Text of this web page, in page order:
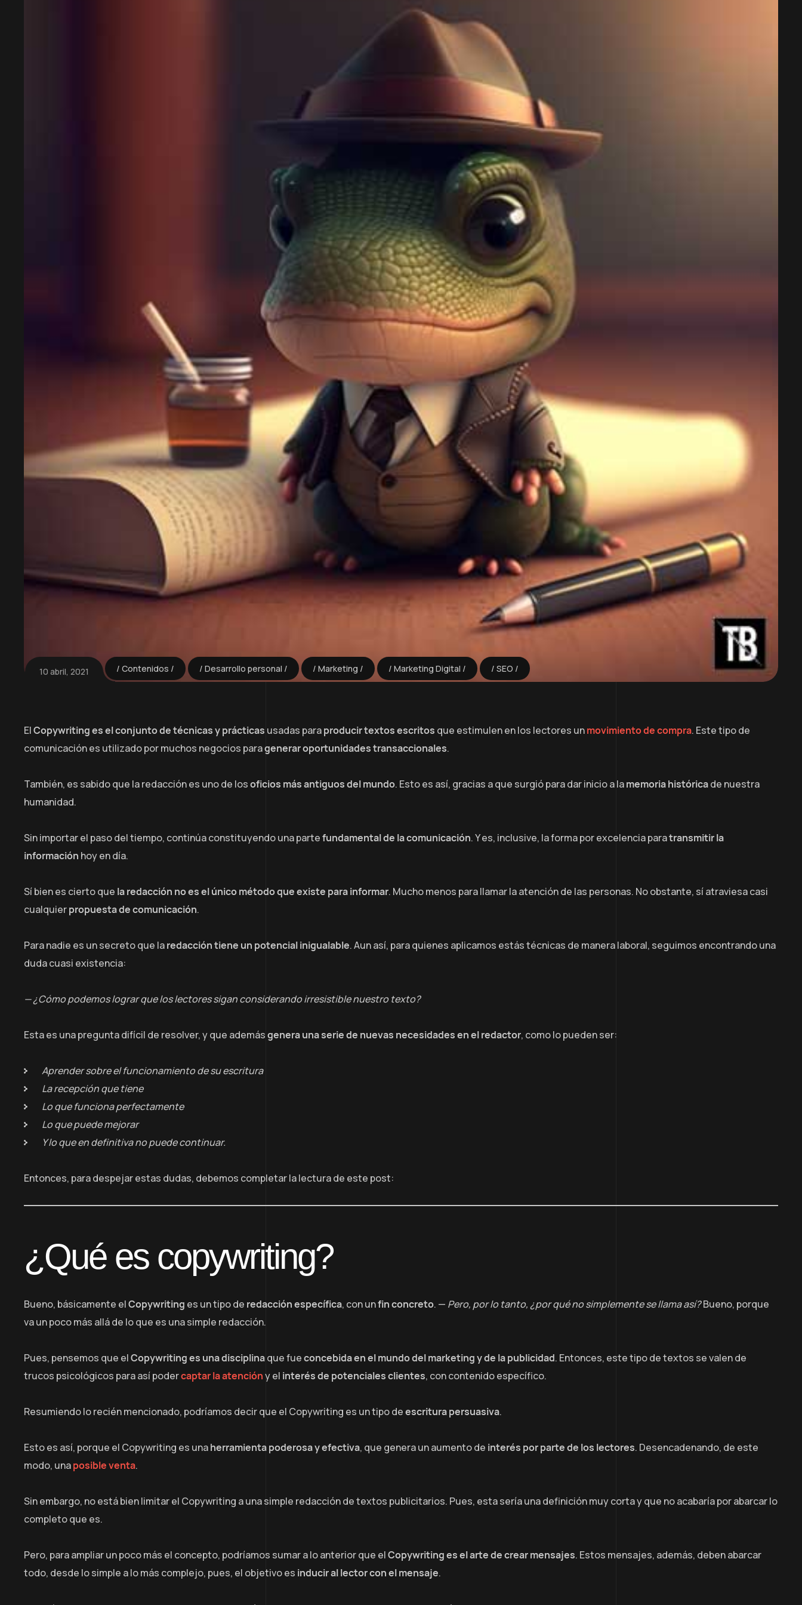
10 abril, 2021 Contenidos Desarrollo personal Marketing Marketing Digital SEO
ElCopywriting es el conjunto de técnicas y prácticas usadas paraproducir textos escritos que estimulen en los lectores unmovimiento de compra. Este tipo de
comunicación es utilizado por muchos negocios paragenerar oportunidades transaccionales.
También, es sabido que la redacción es uno de losoficios más antiguos del mundo. Esto es así, gracias a que surgió para dar inicio a lamemoria históricade nuestra
humanidad.
Sin importar el paso del tiempo, continúa constituyendo una partefundamental de la comunicación. Y es, inclusive, la forma por excelencia paratransmitir la
información hoy en día.
Sí bien es cierto que la redacción no es el único método que existe para informar. Mucho menos para llamar la atención de las personas. No obstante, sí atraviesa casi
cualquierpropuesta de comunicación.
Para nadie es un secreto que laredacción tiene un potencial inigualable. Aun así, para quienes aplicamos estás técnicas de manera laboral, seguimos encontrando una
duda cuasi existencia:
— ¿Cómo podemos lograr que los lectores sigan considerando irresistible nuestro texto?
Esta es una pregunta difícil de resolver, y que ademásgenera una serie de nuevas necesidades en el redactor, como lo pueden ser:
Aprender sobre el funcionamiento de su escritura
La recepción que tiene
Lo que funciona perfectamente
Lo que puede mejorar
Y lo que en definitiva no puede continuar.
Entonces, para despejar estas dudas, debemos completar la lectura de este post:
¿Qué es copywriting?
Bueno, básicamente elCopywriting es un tipo de redacción específica, con unfin concreto. — Pero, por lo tanto, ¿por qué no simplemente se llama así?Bueno, porque
va un poco más allá de lo que es una simple redacción.
Pues, pensemos que elCopywriting es una disciplinaque fueconcebida en el mundo del marketing y de la publicidad. Entonces, este tipo de textos se valen de
trucos psicológicos para así podercaptar la atencióny el interés de potenciales clientes, con contenido específico.
Resumiendo lo recién mencionado, podríamos decir que el Copywriting es un tipo deescritura persuasiva.
Esto es así, porque el Copywriting es unaherramienta poderosa y efectiva, que genera un aumento de interés por parte de los lectores. Desencadenando, de este
modo, unaposible venta.
Sin embargo, no está bien limitar el Copywriting a una simple redacción de textos publicitarios. Pues, esta sería una definición muy corta y que no acabaría por abarcar lo
completo que es.
Pero, para ampliar un poco más el concepto, podríamos sumar a lo anterior que elCopywriting es el arte de crear mensajes. Estos mensajes, además, deben abarcar
todo, desde lo simple a lo más complejo, pues, el objetivo es inducir al lector con el mensaje.